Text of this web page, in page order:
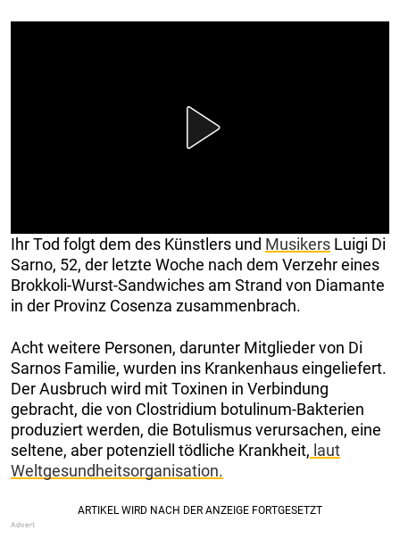
Ihr Tod folgt dem des Künstlers und Musikers Luigi Di
Sarno, 52, der letzte Woche nach dem Verzehr eines
Brokkoli-Wurst-Sandwiches am Strand von Diamante
in der Provinz Cosenza zusammenbrach.
Acht weitere Personen, darunter Mitglieder von Di
Sarnos Familie, wurden ins Krankenhaus eingeliefert.
Der Ausbruch wird mit Toxinen in Verbindung
gebracht, die von Clostridium botulinum-Bakterien
produziert werden, die Botulismus verursachen, eine
seltene, aber potenziell tödliche Krankheit, laut
Weltgesundheitsorganisation.